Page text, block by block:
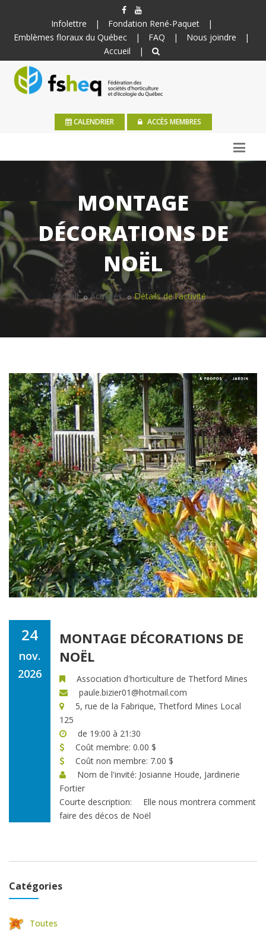
Infolettre | Fondation René-Paquet
|
Emblèmes floraux du Québec
| FAQ | Nous joindre
|
Accueil
|
CALENDRIER ACCÈS MEMBRES
MONTAGE
DÉCORATIONS DE
NOËL
Accueil Activités Détails de l'activité
24
nov.
2026
MONTAGE DÉCORATIONS DE
NOËL
Association d'horticulture de Thetford Mines
paule.bizier01@hotmail.com
5, rue de la Fabrique, Thetford Mines Local
125
de 19:00 à 21:30
Coût membre: 0.00 $
Coût non membre: 7.00 $
Nom de l'invité: Josianne Houde, Jardinerie
Fortier
Courte description:
Elle nous montrera comment
faire des décos de Noël
Catégories
Toutes